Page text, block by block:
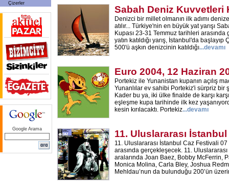
Çizerler
Google Arama
Sabah Deniz Kuvvetleri
Denizci bir millet olmanın ilk adımı
atılır... Türkiye'nin en büyük yat yarışı
Kupası 23-31 Temmuz tarihleri arasında
yatın katıldığı yarış, İstanbul'da
500'ü aşkın denizcinin katıldığı...devamı
Euro 2004, 12 Haziran
Portekiz ile Yunanistan kupanın açılış
Yunanlılar ev sahibi Portekiz'i sürpriz bir
Kader bu ya, iki ülke finalde de karşı
eşleşme kupa tarihinde ilk kez
kesin kırılacaktı. Portekiz...devamı
11. Uluslararası
11. Uluslararası İstanbul Caz Festivali
arasında gerçekleşecek. 11.
aralarında Joan Baez, Bobby McFerrin,
Monica Molina, Carla Bley, Joshua
Mehldau’nun da bulunduğu 200’ün